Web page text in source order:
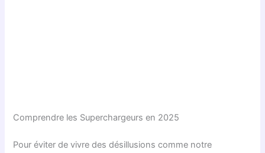
Comprendre les Superchargeurs en 2025
Pour éviter de vivre des désillusions comme notre